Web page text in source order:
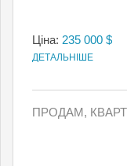
Ціна: 235 000 $
ДЕТАЛЬНІШЕ
ПРОДАМ,